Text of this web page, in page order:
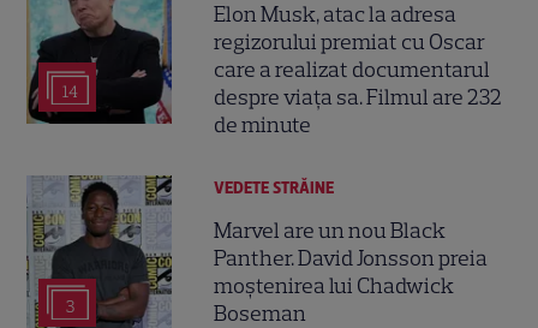
14
Elon Musk, atac la adresa
regizorului premiat cu Oscar
care a realizat documentarul
despre viața sa. Filmul are 232
de minute
3
VEDETE STRĂINE
Marvel are un nou Black
Panther. David Jonsson preia
moștenirea lui Chadwick
Boseman